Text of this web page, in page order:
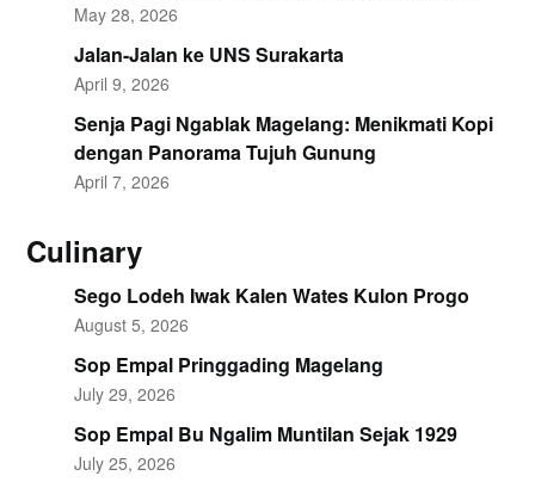
May 28, 2026
Jalan-Jalan ke UNS Surakarta
April 9, 2026
Senja Pagi Ngablak Magelang: Menikmati Kopi
dengan Panorama Tujuh Gunung
April 7, 2026
Culinary
Sego Lodeh Iwak Kalen Wates Kulon Progo
August 5, 2026
Sop Empal Pringgading Magelang
July 29, 2026
Sop Empal Bu Ngalim Muntilan Sejak 1929
July 25, 2026